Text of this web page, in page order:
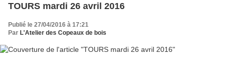
TOURS mardi 26 avril 2016
Publié le 27/04/2016 à 17:21
Par L'Atelier des Copeaux de bois